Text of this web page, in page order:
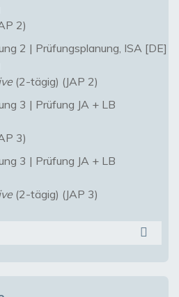
2)
2 | Prüfungsplanung, ISA [DE]
(2-tägig) (JAP 2)
3 | Prüfung JA + LB
3)
3 | Prüfung JA + LB
(2-tägig) (JAP 3)